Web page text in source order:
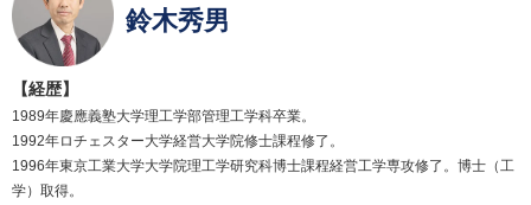
鈴木秀男
【経歴】
1989年慶應義塾大学理工学部管理工学科卒業。
1992年ロチェスター大学経営大学院修士課程修了。
1996年東京工業大学大学院理工学研究科博士課程経営工学専攻修了。博士（工
学）取得。